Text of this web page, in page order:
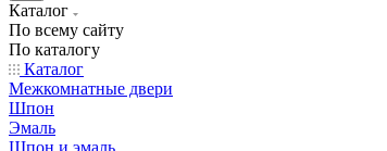
Каталог
По всему сайту
По каталогу
Каталог
Межкомнатные двери
Шпон
Эмаль
Шпон и эмаль